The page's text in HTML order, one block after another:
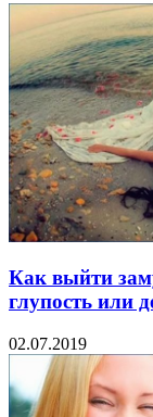
Как выйти
глупость или
02.07.2019